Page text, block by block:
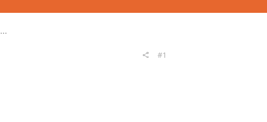
Гомеопатия, БАДы, народная медицина
#1